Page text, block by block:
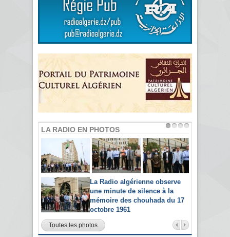
LA RADIO EN PHOTOS
La Radio algérienne observe
une minute de silence à la
mémoire des chouhada du 17
octobre 1961
Toutes les photos